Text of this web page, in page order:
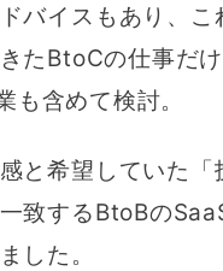
バイスもあり、こ
たBtoCの仕事だけ
も含めて検討。
と希望していた「
致するBtoBの
した。